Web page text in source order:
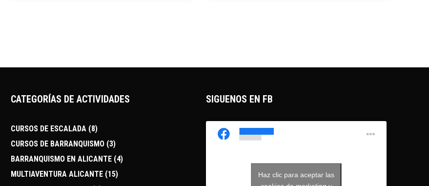
CATEGORÍAS DE ACTIVIDADES
CURSOS DE ESCALADA (8)
CURSOS DE BARRANQUISMO (3)
BARRANQUISMO EN ALICANTE (4)
MULTIAVENTURA ALICANTE (15)
SIGUENOS EN FB
Haz clic para aceptar las